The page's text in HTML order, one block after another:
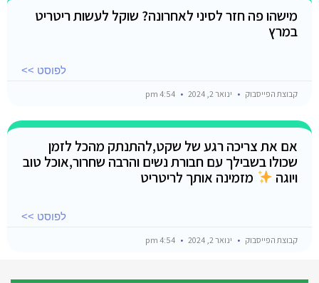
מישהו פה חזר לסיני לאחרונה? שוקל לעשות ריטריט
במרץ
לפוסט >>
קבוצת הפייסבוק ינואר 2, 2024
אם את צריכה רגע של שקט,להתנתק מהכל לזמן
שכולו בשבילך עם חבורת נשים והרבה שחרור,אוכל טוב
ויוגה
מזמינה אותך לריטריט
לפוסט >>
קבוצת הפייסבוק ינואר 2, 2024